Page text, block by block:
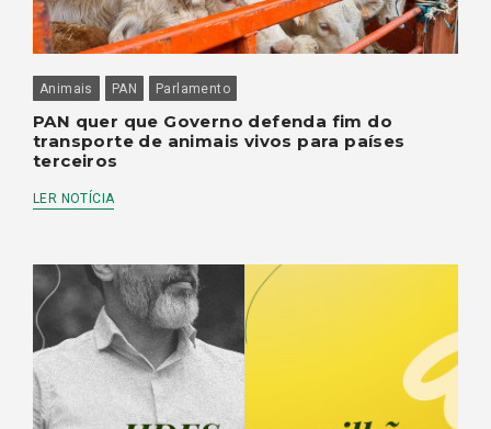
Animais PAN Parlamento
PAN quer que Governo defenda fim do
transporte de animais vivos para países
terceiros
LER NOTÍCIA